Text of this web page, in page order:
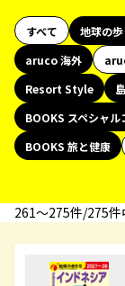
すべて 地球の
aruco 海外
Resort Style
BOOKS スペシャル
BOOKS 旅と健康
261〜275件/275件